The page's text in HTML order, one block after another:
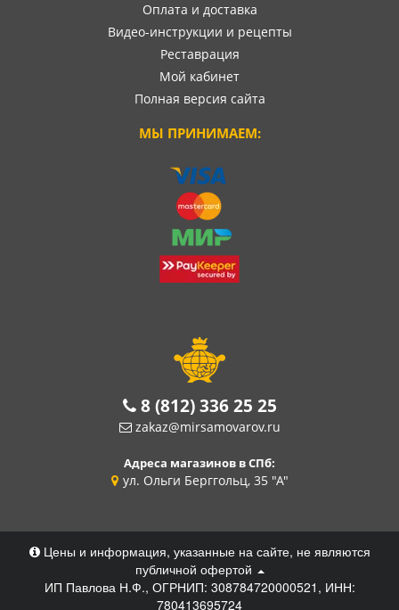
Оплата и доставка
Видео-инструкции и рецепты
Реставрация
Мой кабинет
Полная версия сайта
МЫ ПРИНИМАЕМ:
8 (812) 336 25 25
zakaz@mirsamovarov.ru
Адреса магазинов в СПб:
ул. Ольги Берггольц, 35 "А"
Цены и информация, указанные на сайте, не являются
публичной офертой
ИП Павлова Н.Ф., ОГРНИП: 308784720000521, ИНН:
780413695724